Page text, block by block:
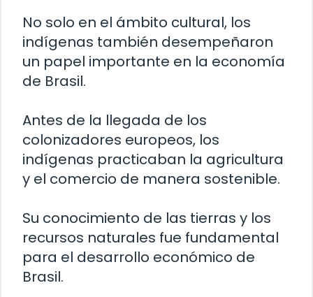
No solo en el ámbito cultural, los
indígenas también desempeñaron
un papel importante en la economía
de Brasil.
Antes de la llegada de los
colonizadores europeos, los
indígenas practicaban la agricultura
y el comercio de manera sostenible.
Su conocimiento de las tierras y los
recursos naturales fue fundamental
para el desarrollo económico de
Brasil.